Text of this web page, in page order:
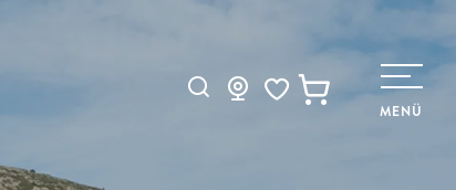
MENÜ